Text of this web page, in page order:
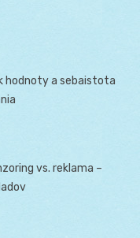
hodnoty a sebaistota
vs. reklama –